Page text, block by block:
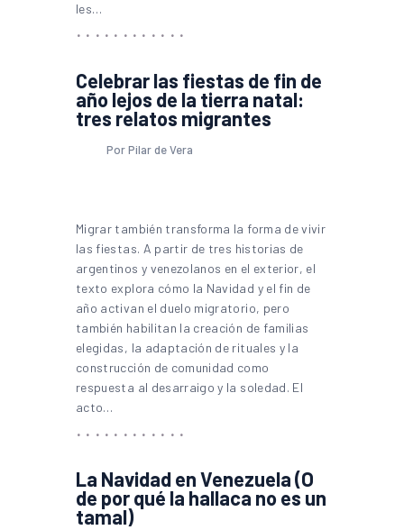
les…
Celebrar las fiestas de fin de
año lejos de la tierra natal:
tres relatos migrantes
Por Pilar de Vera
Migrar también transforma la forma de vivir
las fiestas. A partir de tres historias de
argentinos y venezolanos en el exterior, el
texto explora cómo la Navidad y el fin de
año activan el duelo migratorio, pero
también habilitan la creación de familias
elegidas, la adaptación de rituales y la
construcción de comunidad como
respuesta al desarraigo y la soledad. El
acto…
La Navidad en Venezuela (O
de por qué la hallaca no es un
tamal)